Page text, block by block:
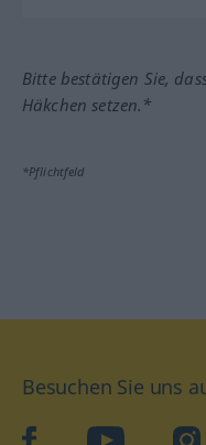
Bitte bestätigen Sie,
Häkchen setzen.*
*Pflichtfeld
Besuchen Sie uns
facebookYouTube